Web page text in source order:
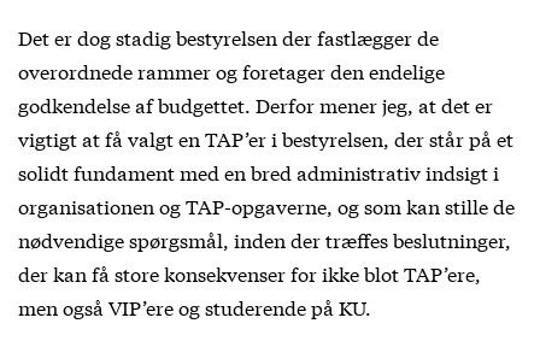
Det er dog stadig bestyrelsen der fastlægger de
overordnede rammer og foretager den endelige
godkendelse af budgettet. Derfor mener jeg, at det er
vigtigt at få valgt en TAP’er i bestyrelsen, der står på et
solidt fundament med en bred administrativ indsigt i
organisationen og TAP-opgaverne, og som kan stille de
nødvendige spørgsmål, inden der træffes beslutninger,
der kan få store konsekvenser for ikke blot TAP’ere,
men også VIP’ere og studerende på KU.